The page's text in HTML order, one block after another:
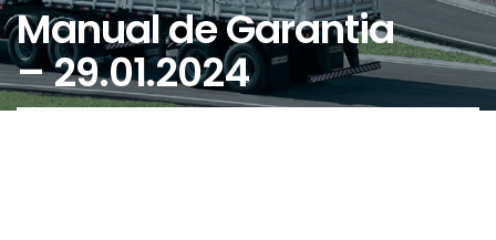
Manual de Garantia
– 29.01.2024